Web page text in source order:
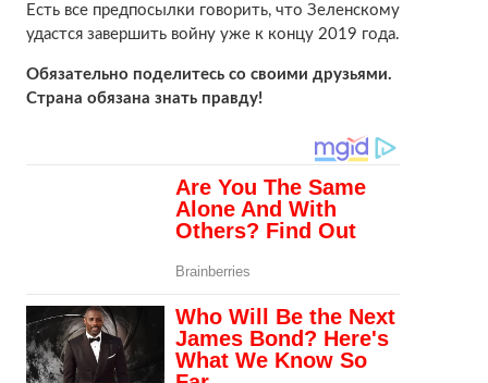
Есть все предпосылки говорить, что Зеленскому
удастся завершить войну уже к концу 2019 года.
Обязательно поделитесь со своими друзьями.
Страна обязана знать правду!